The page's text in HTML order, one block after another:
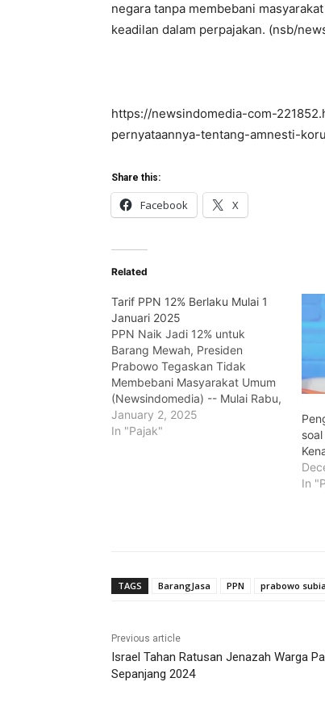
negara tanpa membebani
keadilan dalam perpajakan. (nsb/
https://newsindomedia-com-
pernyataannya-tentang-amnesti-
Share this:
Facebook X
Related
Tarif PPN 12% Berlaku Mulai 1
Januari 2025
PPN Naik Jadi 12% untuk
Barang Mewah, Presiden
Prabowo Tegaskan Tidak
Membebani Masyarakat Umum
(Newsindomedia) -- Mulai Rabu,
1 Januari 2025, tarif Pajak
Pertambahan Nilai (PPN) resmi
January 2, 2025
In "Pajak"
In
TAGS BarangJasa PPN prabowo
Previous article
Israel Tahan Ratusan Jenazah Warga
Sepanjang 2024